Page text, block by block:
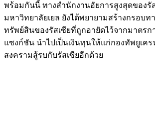
พร้อมกันนี้ ทางสำนักงานอัยการสูงสุดของรั
มหาวิทยาลัยเยล ยังได้พยายามสร้างกรอบท
ทรัพย์สินของรัสเซียที่ถูกอายัดไว้จากมาตรก
แซงก์ชัน นำไปเป็นเงินทุนให้แก่กองทัพยูเค
สงครามสู้รบกับรัสเซียอีกด้วย